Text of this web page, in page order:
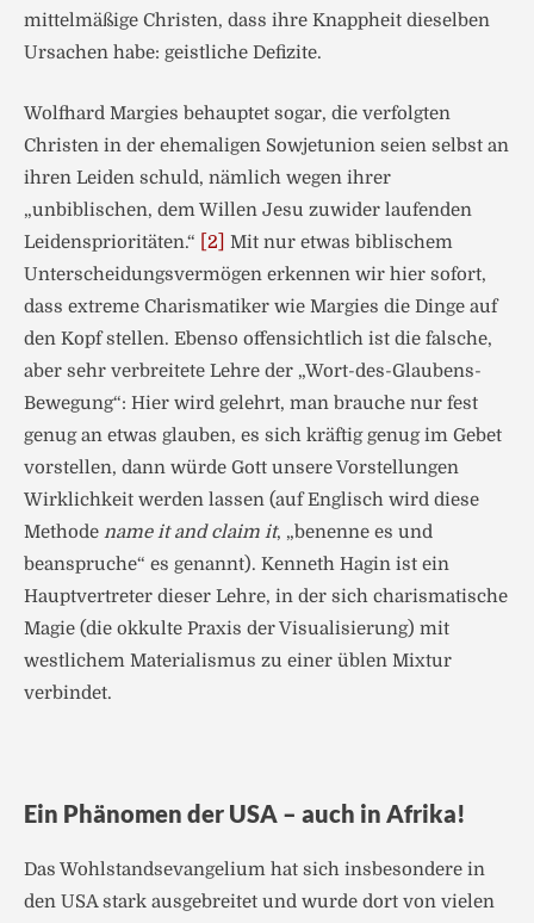
mittelmäßige Christen, dass ihre Knappheit dieselben
Ursachen habe: geistliche Defizite.
Wolfhard Margies behauptet sogar, die verfolgten
Christen in der ehemaligen Sowjetunion seien selbst an
ihren Leiden schuld, nämlich wegen ihrer
„unbiblischen, dem Willen Jesu zuwider laufenden
Leidensprioritäten.“
[2]
Mit nur etwas biblischem
Unterscheidungsvermögen erkennen wir hier sofort,
dass extreme Charismatiker wie Margies die Dinge auf
den Kopf stellen. Ebenso offensichtlich ist die falsche,
aber sehr verbreitete Lehre der „Wort-des-Glaubens-
Bewegung“: Hier wird gelehrt, man brauche nur fest
genug an etwas glauben, es sich kräftig genug im Gebet
vorstellen, dann würde Gott unsere Vorstellungen
Wirklichkeit werden lassen (auf Englisch wird diese
Methode name it and claim it, „benenne es und
beanspruche“ es genannt). Kenneth Hagin ist ein
Hauptvertreter dieser Lehre, in der sich charismatische
Magie (die okkulte Praxis der Visualisierung) mit
westlichem Materialismus zu einer üblen Mixtur
verbindet.
Ein Phänomen der USA – auch in Afrika!
Das Wohlstandsevangelium hat sich insbesondere in
den USA stark ausgebreitet und wurde dort von vielen